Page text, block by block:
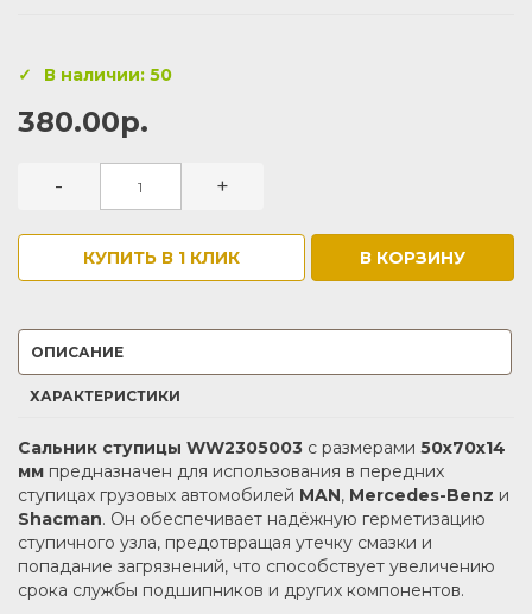
В наличии: 50
380.00р.
- +
КУПИТЬ В 1 КЛИК В КОРЗИНУ
ОПИСАНИЕ
ХАРАКТЕРИСТИКИ
Сальник ступицы WW2305003 с размерами 50x70x14
мм предназначен для использования в передних
ступицах грузовых автомобилей MAN, Mercedes-Benz и
Shacman. Он обеспечивает надёжную герметизацию
ступичного узла, предотвращая утечку смазки и
попадание загрязнений, что способствует увеличению
срока службы подшипников и других компонентов.